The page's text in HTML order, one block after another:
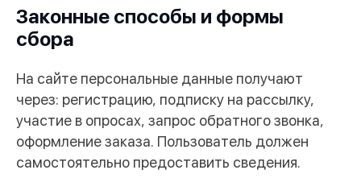
Законные способы и формы
сбора
На сайте персональные данные получают
через: регистрацию, подписку на рассылку,
участие в опросах, запрос обратного звонка,
оформление заказа. Пользователь должен
самостоятельно предоставить сведения.